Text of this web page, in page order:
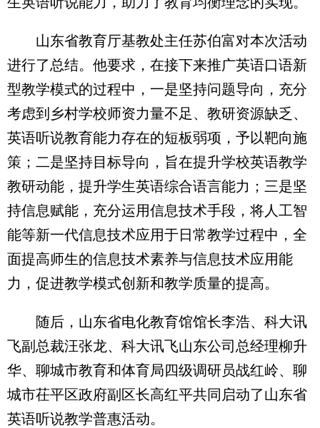
山东省教育厅基教处主任苏伯富对本次活动
进行了总结。他要求，在接下来推广英语口语新
型教学模式的过程中，一是坚持问题导向，充分
考虑到乡村学校师资力量不足、教研资源缺乏、
英语听说教育能力存在的短板弱项，予以靶向施
策；二是坚持目标导向，旨在提升学校英语教学
教研动能，提升学生英语综合语言能力；三是坚
持信息赋能，充分运用信息技术手段，将人工智
能等新一代信息技术应用于日常教学过程中，全
面提高师生的信息技术素养与信息技术应用能
力，促进教学模式创新和教学质量的提高。
随后，山东省电化教育馆馆长李浩、科大讯
飞副总裁汪张龙、科大讯飞山东公司总经理柳升
华、聊城市教育和体育局四级调研员战红岭、聊
城市茌平区政府副区长高红平共同启动了山东省
英语听说教学普惠活动。